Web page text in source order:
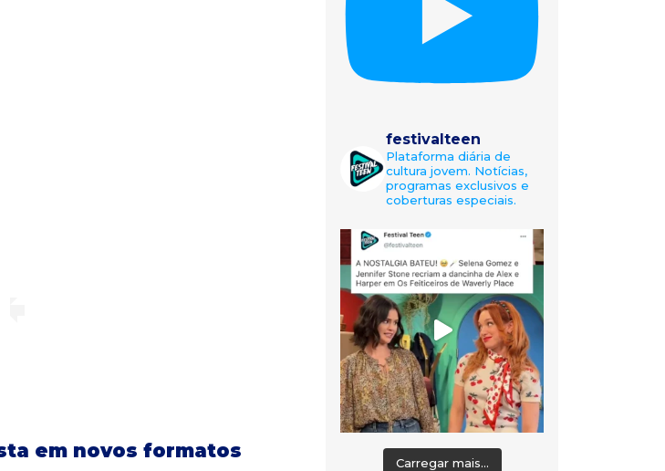
em novos formatos
festivalteen
Plataforma diária de
cultura jovem. Notícias,
programas exclusivos e
coberturas especiais.
Carregar mais...